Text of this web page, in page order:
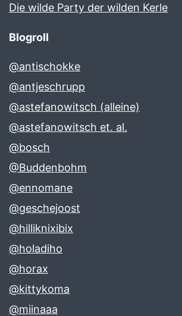
Die wilde Party der wilden Kerle
Blogroll
@antischokke
@antjeschrupp
@astefanowitsch (alleine)
@astefanowitsch et. al.
@bosch
@Buddenbohm
@ennomane
@geschejoost
@hilliknixibix
@holadiho
@horax
@kittykoma
@miinaaa